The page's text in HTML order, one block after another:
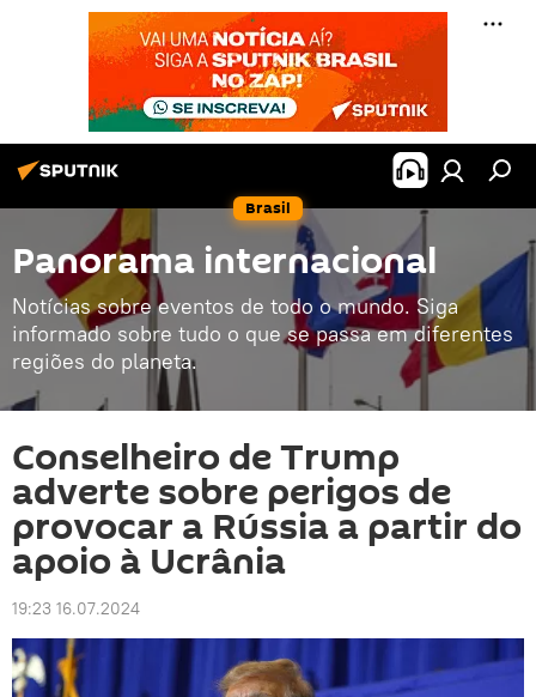
Brasil
Panorama internacional
Notícias sobre eventos de todo o mundo. Siga
informado sobre tudo o que se passa em diferentes
regiões do planeta.
Conselheiro de Trump
adverte sobre perigos de
provocar a Rússia a partir do
apoio à Ucrânia
19:23 16.07.2024